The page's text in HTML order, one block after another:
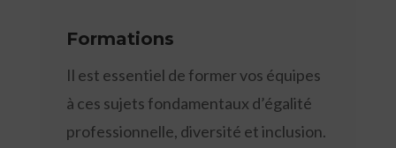
Formations
Il est essentiel de former vos équipes
à ces sujets fondamentaux d’égalité
professionnelle, diversité et inclusion.